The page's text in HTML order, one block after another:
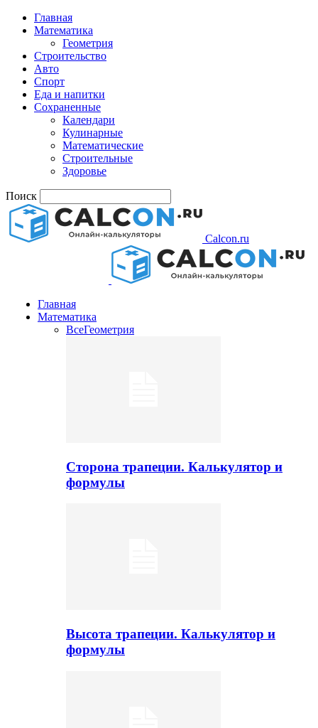
Главная
Математика
Геометрия
Строительство
Авто
Спорт
Еда и напитки
Сохраненные
Календари
Кулинарные
Математические
Строительные
Здоровье
Поиск
Calcon.ru
Главная
Математика
ВсеГеометрия
Сторона трапеции. Калькулятор и
формулы
Высота трапеции. Калькулятор и
формулы